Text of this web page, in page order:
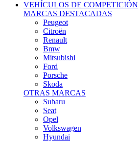
VEHÍCULOS DE COMPETICIÓN
MARCAS DESTACADAS
Peugeot
Citroën
Renault
Bmw
Mitsubishi
Ford
Porsche
Skoda
OTRAS MARCAS
Subaru
Seat
Opel
Volkswagen
Hyundai